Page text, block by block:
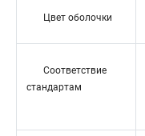
Цвет оболочки
Соответствие
стандартам